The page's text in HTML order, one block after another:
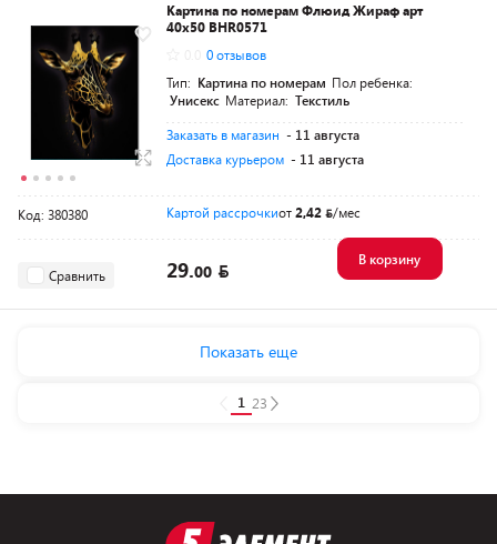
Картина по номерам Флюид Жираф арт
40x50 BHR0571
0 отзывов
Тип: Картина по номерам Пол ребенка:
Унисекс Материал: Текстиль
Заказать в магазин - 11 августа
Доставка курьером - 11 августа
Код: 380380 Картой рассрочкиот2,42 /мес
Сравнить 29.00
В корзину
Показать еще
1 23